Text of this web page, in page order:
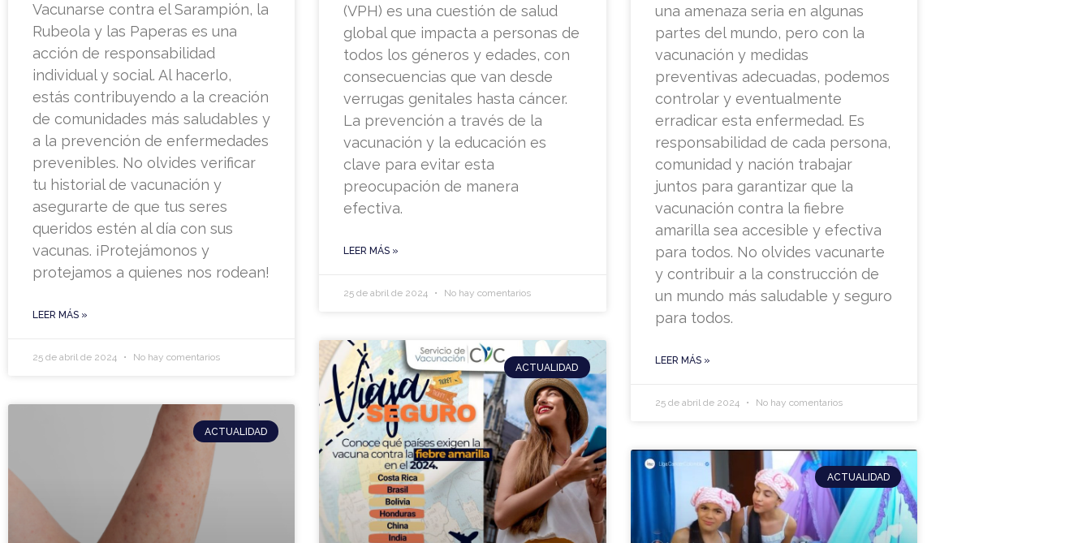
Vacunarse contra el Sarampión, la
Rubeola y las Paperas es una
acción de responsabilidad
individual y social. Al hacerlo,
estás contribuyendo a la creación
de comunidades más saludables y
a la prevención de enfermedades
prevenibles. No olvides verificar
tu historial de vacunación y
asegurarte de que tus seres
queridos estén al día con sus
vacunas. ¡Protejámonos y
protejamos a quienes nos rodean!
LEER MÁS »
25 de abril de 2024 No hay comentarios
(VPH) es una cuestión de salud
global que impacta a personas de
todos los géneros y edades, con
consecuencias que van desde
verrugas genitales hasta cáncer.
La prevención a través de la
vacunación y la educación es
clave para evitar esta
preocupación de manera
efectiva.
LEER MÁS »
25 de abril de 2024 No hay comentarios
una amenaza seria en algunas
partes del mundo, pero con la
vacunación y medidas
preventivas adecuadas, podemos
controlar y eventualmente
erradicar esta enfermedad. Es
responsabilidad de cada persona,
comunidad y nación trabajar
juntos para garantizar que la
vacunación contra la fiebre
amarilla sea accesible y efectiva
para todos. No olvides vacunarte
y contribuir a la construcción de
un mundo más saludable y seguro
para todos.
LEER MÁS »
25 de abril de 2024 No hay comentarios
ACTUALIDAD
ACTUALIDAD
ACTUALIDAD